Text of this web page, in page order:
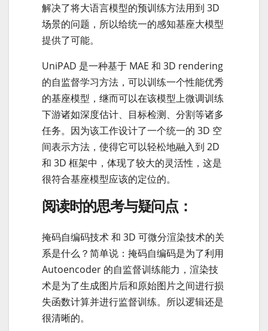
解决了将大语言模型的预训练方法用到 3D
场景的问题，所以给统一的感知基座大模型
提供了可能。
UniPAD 是一种基于 MAE 和 3D rendering
的自监督学习方法，可以训练一个性能优秀
的基座模型，继而可以在该模型上微调训练
下游诸如深度估计、目标检测、分割等诸多
任务。因为该工作设计了一个统一的 3D 空
间表示方法，使得它可以轻松地融入到 2D
和 3D 框架中，体现了较大的灵活性，这是
很符合基座模型应该的定位的。
阅读时的思考与疑问点：
掩码自编码技术 和 3D 可微分渲染技术的关
系是什么？简单说：掩码自编码是为了利用
Autoencoder 的自监督训练能力，渲染技
术是为了生成图片后和原始图片之间进行损
失函数计算并进行监督训练。所以逻辑还是
很清晰的。